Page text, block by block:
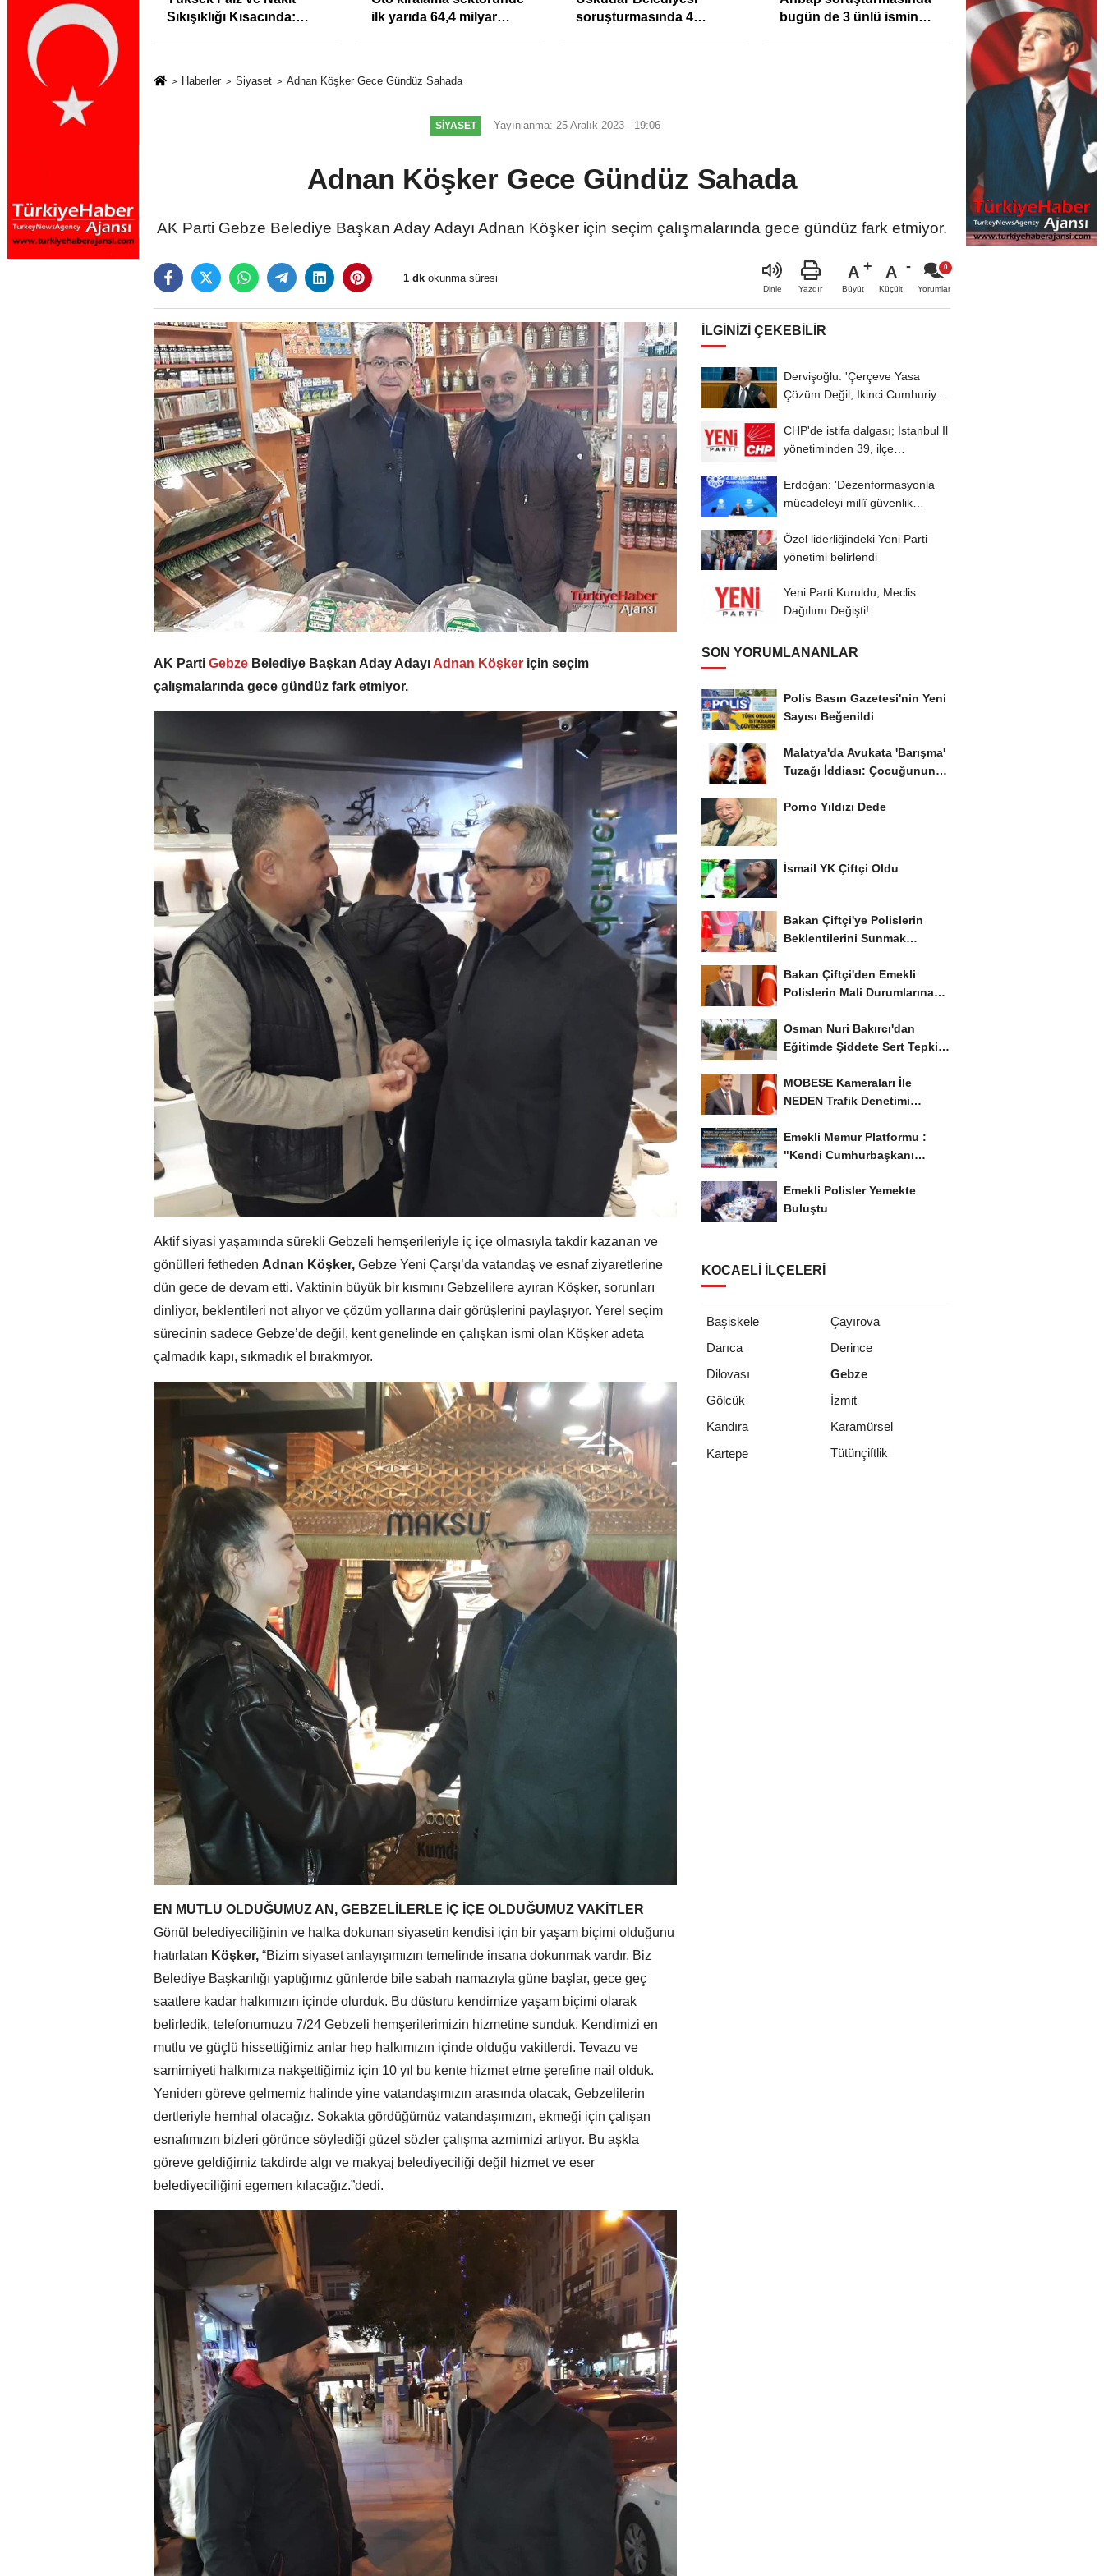
%31,75;
%50,49 olarak
Sıkışıklığı Kısacında:
ilk yarıda 64,4 milyar
soruşturmasında 4
bugün de 3 ünlü ismin
Haberler Siyaset Adnan Köşker Gece Gündüz Sahada
SIYASET Yayınlanma: 25 Aralık 2023 - 19:06
Adnan Köşker Gece Gündüz Sahada
AK Parti Gebze Belediye Başkan Aday Adayı Adnan Köşker için seçim çalışmalarında gece gündüz fark etmiyor.
1 dk okunma süresi
Dinle Yazdır
A
Büyüt
A
Küçült Yorumlar
AK Parti Gebze Belediye Başkan Aday Adayı Adnan Köşker için seçim
çalışmalarında gece gündüz fark etmiyor.
Aktif siyasi yaşamında sürekli Gebzeli hemşerileriyle iç içe olmasıyla takdir kazanan ve
gönülleri fetheden Adnan Köşker, Gebze Yeni Çarşı’da vatandaş ve esnaf ziyaretlerine
dün gece de devam etti. Vaktinin büyük bir kısmını Gebzelilere ayıran Köşker, sorunları
dinliyor, beklentileri not alıyor ve çözüm yollarına dair görüşlerini paylaşıyor. Yerel seçim
sürecinin sadece Gebze’de değil, kent genelinde en çalışkan ismi olan Köşker adeta
çalmadık kapı, sıkmadık el bırakmıyor.
EN MUTLU OLDUĞUMUZ AN, GEBZELİLERLE İÇ İÇE OLDUĞUMUZ VAKİTLER
Gönül belediyeciliğinin ve halka dokunan siyasetin kendisi için bir yaşam biçimi olduğunu
hatırlatan Köşker, “Bizim siyaset anlayışımızın temelinde insana dokunmak vardır. Biz
Belediye Başkanlığı yaptığımız günlerde bile sabah namazıyla güne başlar, gece geç
saatlere kadar halkımızın içinde olurduk. Bu düsturu kendimize yaşam biçimi olarak
belirledik, telefonumuzu 7/24 Gebzeli hemşerilerimizin hizmetine sunduk. Kendimizi en
mutlu ve güçlü hissettiğimiz anlar hep halkımızın içinde olduğu vakitlerdi. Tevazu ve
samimiyeti halkımıza nakşettiğimiz için 10 yıl bu kente hizmet etme şerefine nail olduk.
Yeniden göreve gelmemiz halinde yine vatandaşımızın arasında olacak, Gebzelilerin
dertleriyle hemhal olacağız. Sokakta gördüğümüz vatandaşımızın, ekmeği için çalışan
esnafımızın bizleri görünce söylediği güzel sözler çalışma azmimizi artıyor. Bu aşkla
göreve geldiğimiz takdirde algı ve makyaj belediyeciliği değil hizmet ve eser
belediyeciliğini egemen kılacağız.”dedi.
İLGINIZI ÇEKEBILIR
Dervişoğlu: 'Çerçeve Yasa
Çözüm Değil, İkinci Cumhuriyet
CHP'de istifa dalgası; İstanbul İl
yönetiminden 39, ilçe
Erdoğan: 'Dezenformasyonla
mücadeleyi millî güvenlik
Özel liderliğindeki Yeni Parti
yönetimi belirlendi
Yeni Parti Kuruldu, Meclis
Dağılımı Değişti!
SON YORUMLANANLAR
Polis Basın Gazetesi'nin Yeni
Sayısı Beğenildi
Malatya'da Avukata 'Barışma'
Tuzağı İddiası: Çocuğunun
Porno Yıldızı Dede
İsmail YK Çiftçi Oldu
Bakan Çiftçi'ye Polislerin
Beklentilerini Sunmak
Bakan Çiftçi'den Emekli
Polislerin Mali Durumlarına
Osman Nuri Bakırcı'dan
Eğitimde Şiddete Sert Tepki:
MOBESE Kameraları İle
NEDEN Trafik Denetimi
Emekli Memur Platformu :
"Kendi Cumhurbaşkanı
Emekli Polisler Yemekte
Buluştu
KOCAELI İLÇELERI
Başiskele
Çayırova
Darıca
Derince
Dilovası
Gebze
Gölcük
İzmit
Kandıra
Karamürsel
Kartepe
Tütünçiftlik